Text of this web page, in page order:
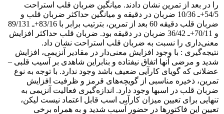
را در بعد از تمرین نشان دادند. میانگین ضربان قلب استراحت
54/5+ـ 10/36 ضربان در دقیقه و میانگین حداکثر ضربان قلب و
ضربان قلب دقیقه 60 بعد از تمرین، بترتیب برابر با 83/16+ـ 89/131
و 70/11+ـ 36/42 ضربان در دقیقه بود. ضربان قلب حداکثر افزایش
معنی‌داری را نسبت به ضربان قلب استراحت نشان داد.
نتیجه‌گیری : با وجود افزایش معنی‌دار در مقادیر آنزیمی، افزایش
شدید و مرضی آنها اتفاق نیفتاده و بنابراین شاهدی بر آسیب قلبی –
عضلانی که گویای کارآیی ضعیف باشد وجود ندارد. با توجه به نوع
تمرین، ذخیره مناسبی از گویچه‌های قرمز و ظرفیت افزایش
ضربان قلب در اسبها وجود دارد. اندازه‌گیری فعالیت آنزیمی به
تنهایی برای تعیین میزان کارآیی اسب قابل اعتماد نیست لیکن،
تعیین این فاکتورها در حضور آسیب شدید و به همراه برخی